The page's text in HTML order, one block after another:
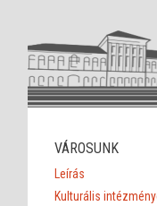
VÁROSUNK
Leírás
Kulturális